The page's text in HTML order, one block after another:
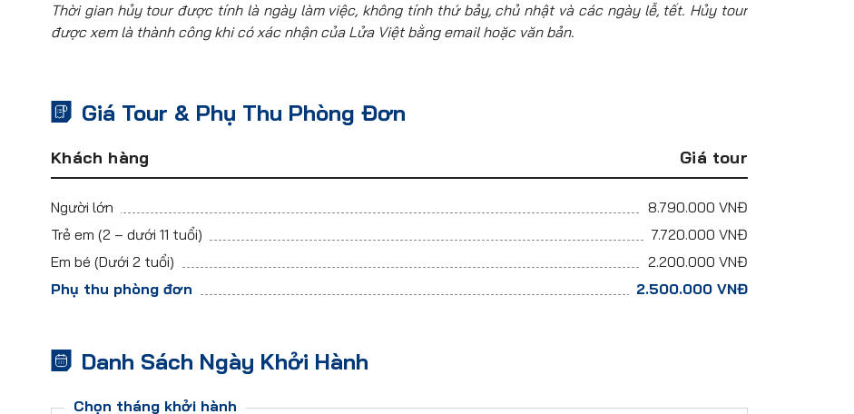
Thời gian hủy tour được tính là ngày làm việc, không tính thứ bảy, chủ nhật và các ngày lễ, tết. Hủy tour
được xem là thành công khi có xác nhận của Lửa Việt bằng email hoặc văn bản.
Giá Tour & Phụ Thu Phòng Đơn
Khách hàng Giá tour
Người lớn 8.790.000 VNĐ
Trẻ em (2 – dưới 11 tuổi) 7.720.000 VNĐ
Em bé (Dưới 2 tuổi) 2.200.000 VNĐ
Phụ thu phòng đơn
2.500.000 VNĐ
Danh Sách Ngày Khởi Hành
Chọn tháng khởi hành